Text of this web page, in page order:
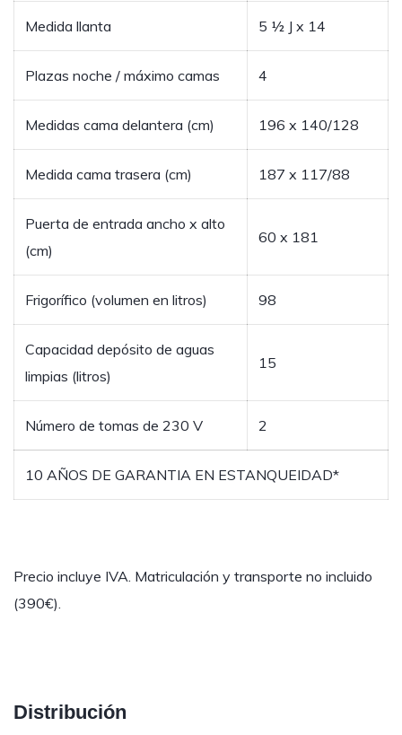
Medida llanta 5 ½ J x 14
Plazas noche / máximo camas 4
Medidas cama delantera (cm) 196 x 140/128
Medida cama trasera (cm) 187 x 117/88
Puerta de entrada ancho x alto
(cm)
60 x 181
Frigorífico (volumen en litros) 98
Capacidad depósito de aguas
limpias (litros)
15
Número de tomas de 230 V 2
10 AÑOS DE GARANTIA EN ESTANQUEIDAD*
Precio incluye IVA. Matriculación y transporte no incluido
(390€).
Distribución